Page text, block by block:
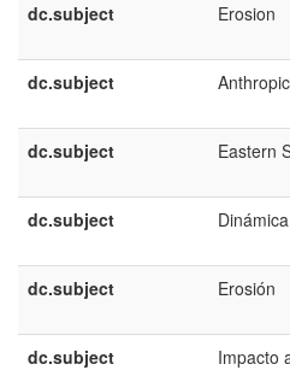
dc.subject Erosion
dc.subject
dc.subject Eastern
dc.subject
dc.subject Erosión
dc.subject Impacto